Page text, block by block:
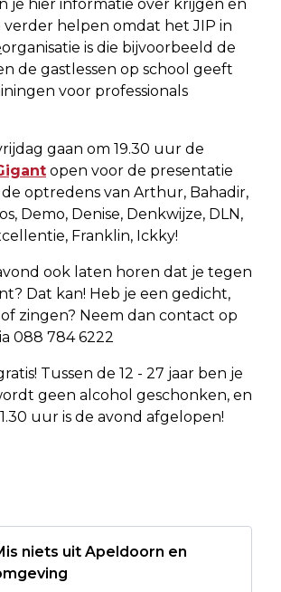
je hier informatie over krijgen en
verder helpen omdat het JIP in
organisatie is die bijvoorbeeld de
de gastlessen op school geeft
voor professionals
gaan om 19.30 uur de
open voor de presentatie
optredens van Arthur, Bahadir,
Demo, Denise, Denkwijze, DLN,
Franklin, Ickky!
ook laten horen dat je tegen
Dat kan! Heb je een gedicht,
zingen? Neem dan contact op
088 784 6222
Tussen de 12 - 27 jaar ben je
geen alcohol geschonken, en
uur is de avond afgelopen!
niets uit Apeldoorn en